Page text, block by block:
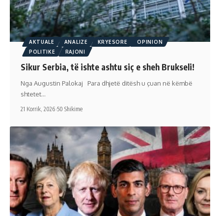
AKTUALE ANALIZE KRYESORE
OPINION
POLITIKE
RAJONI
Sikur Serbia, të ishte ashtu siç e sheh Brukseli!
Nga Augustin Palokaj Para dhjetë ditësh u çuan në këmbë
shtetet…
21 Korrik, 2026 50 Shikime